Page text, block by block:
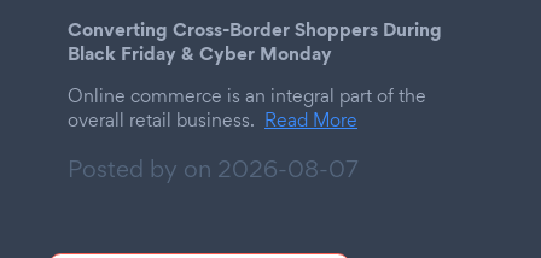
Converting Cross-Border Shoppers During
Black Friday & Cyber Monday
Online commerce is an integral part of the
overall retail business. Read More
Posted by on 2026-08-07